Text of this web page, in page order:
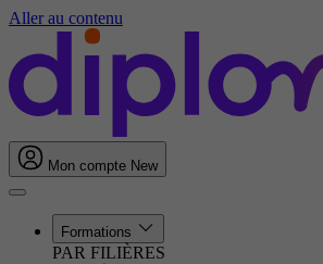
Aller au contenu
Mon compte New
Formations
PAR FILIÈRES